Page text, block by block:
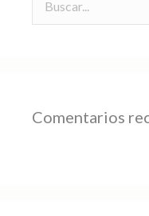
Comentarios